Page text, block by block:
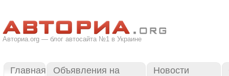
Авториа.org — блог автосайта №1 в Украине
Главная
Объявления на
Новости